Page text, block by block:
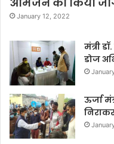
January 12, 2022
मंत्री
डोज
ऊर्जा